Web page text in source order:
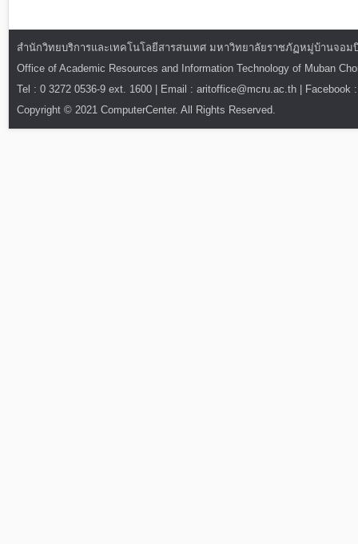
สำนักวิทยบริการและเทคโนโลยีสารสนเทศ มหาวิทยาลัยราชภัฏหมู่บ้านจอ
Office of Academic Resources and Information Technology of Muban
Tel : 0 3272 0536-9 ext. 1600 | Email : aritoffice@mcru.ac.th | Facebook
Copyright © 2021 ComputerCenter. All Rights Reserved.